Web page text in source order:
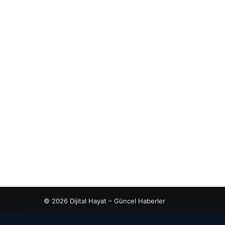
© 2026 Dijital Hayat – Güncel Haberler